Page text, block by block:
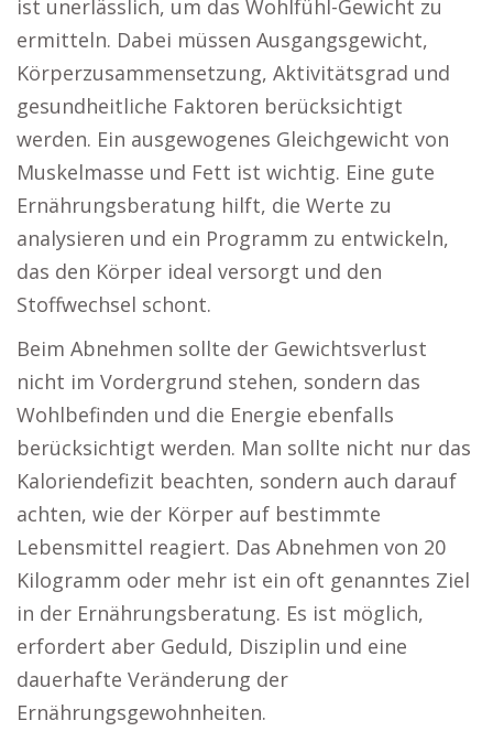
ist unerlässlich, um das Wohlfühl-Gewicht zu
ermitteln. Dabei müssen Ausgangsgewicht,
Körperzusammensetzung, Aktivitätsgrad und
gesundheitliche Faktoren berücksichtigt
werden. Ein ausgewogenes Gleichgewicht von
Muskelmasse und Fett ist wichtig. Eine gute
Ernährungsberatung hilft, die Werte zu
analysieren und ein Programm zu entwickeln,
das den Körper ideal versorgt und den
Stoffwechsel schont.
Beim Abnehmen sollte der Gewichtsverlust
nicht im Vordergrund stehen, sondern das
Wohlbefinden und die Energie ebenfalls
berücksichtigt werden. Man sollte nicht nur das
Kaloriendefizit beachten, sondern auch darauf
achten, wie der Körper auf bestimmte
Lebensmittel reagiert. Das Abnehmen von 20
Kilogramm oder mehr ist ein oft genanntes Ziel
in der Ernährungsberatung. Es ist möglich,
erfordert aber Geduld, Disziplin und eine
dauerhafte Veränderung der
Ernährungsgewohnheiten.